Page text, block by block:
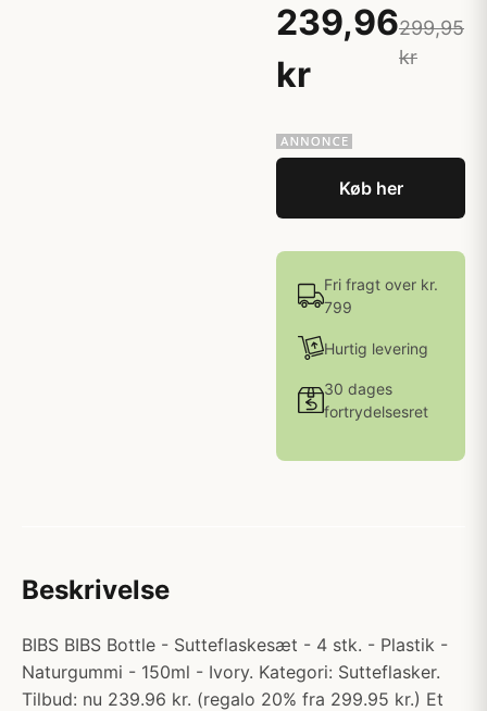
239,96
kr
299,95
kr
Køb her
Fri fragt over kr.
799
Hurtig levering
30 dages
fortrydelsesret
Beskrivelse
BIBS BIBS Bottle - Sutteflaskesæt - 4 stk. - Plastik -
Naturgummi - 150ml - Ivory. Kategori: Sutteflasker.
Tilbud: nu 239.96 kr. (regalo 20% fra 299.95 kr.) Et